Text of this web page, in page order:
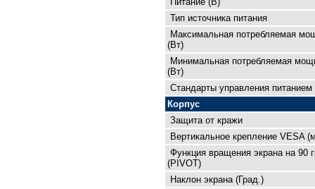
Тип источника питания
Максимальная потребляемая
(Вт)
Минимальная потребляемая
(Вт)
Cтандарты управления питанием
Корпус
Защита от кражи
Вертикальное крепление VESA
Функция вращения экрана на 90
(PIVOT)
Наклон экрана (Град.)